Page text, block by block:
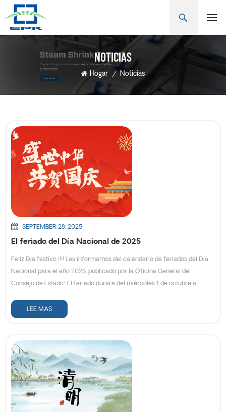
NOTICIAS
Hogar / Noticias
SEPTEMBER 28, 2025
El feriado del Día Nacional de 2025
Feliz Día festivo !!!! Les informamos del calendario de feriados del Día
Nacional para el año 2025, publicado por la Oficina General del
Consejo de Estado: El feriado durará del miércoles 1 de octubre al
vacaciones, se aceptan pedidos, pero no se gestionan envíos. Si tiene
alguna urgencia, puede contactarnos por correo electrónico:
placenteras vacaciones!
LEE MAS